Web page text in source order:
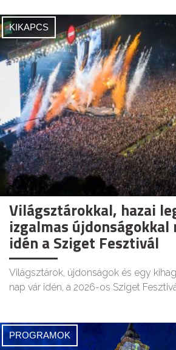
KIKAPCS
Világsztárokkal, hazai
izgalmas újdonságokkal
idén a Sziget Fesztivál
Világsztárok, újdonságok és egy
nap vár idén, a 2026-os Sziget
PROGRAMOK